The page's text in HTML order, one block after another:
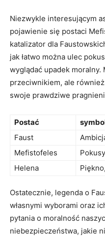
Niezwykle interesującym
pojawienie się postaci
katalizator dla
jak łatwo można ulec
wyglądać upadek
przeciwnikiem, ale
swoje prawdziwe
Postać
Faust
Mefistofeles
Helena
Ostatecznie, legenda o
własnymi wyborami oraz
pytania o moralność
niebezpieczeństwa, jakie